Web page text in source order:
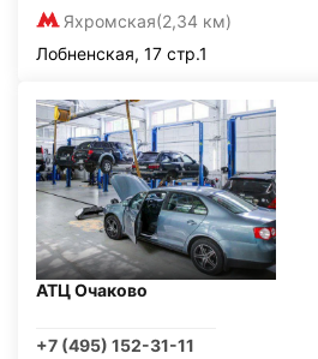
Яхромская(2,34 км)
Лобненская, 17 стр.1
АТЦ Очаково
+7 (495) 152-31-11